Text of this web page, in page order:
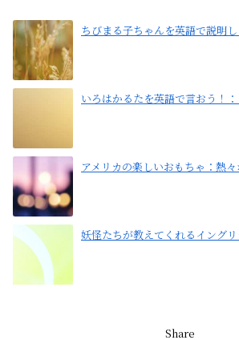
ちびまる子ちゃんを英語で説明
いろはかるたを英語で言おう！：
アメリカの楽しいおもちゃ：熱
妖怪たちが教えてくれるイング
Share